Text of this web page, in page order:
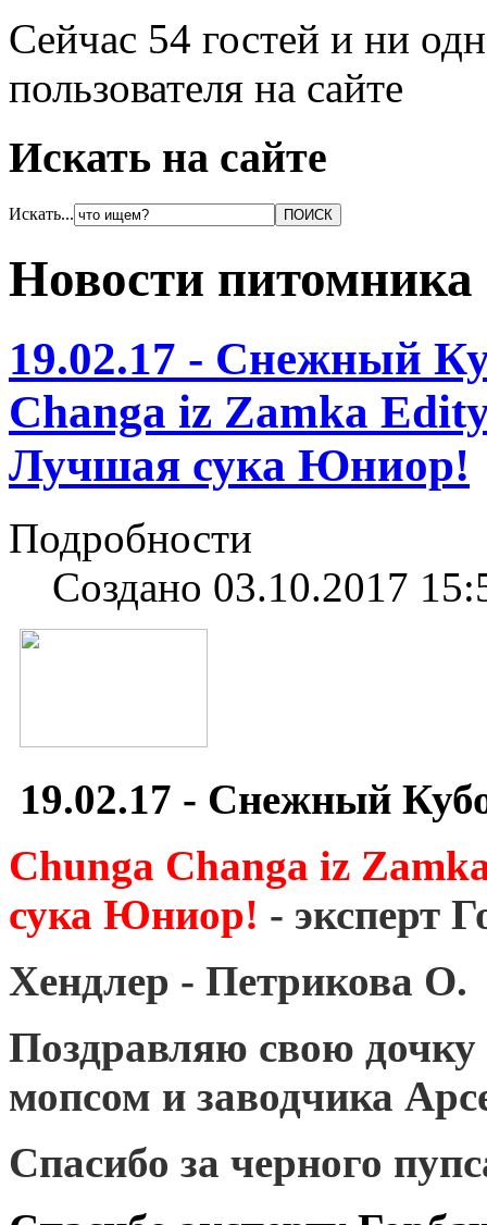
Сейчас 54 гостей и ни
пользователя на сайте
Искать на сайте
Искать...
Новости
19.02.17 - Снежный
Changa iz Zamka
Лучшая сука Юниор!
Подробности
Создано 03.10.2017
19.02.17 - Снежный
Chunga Changa iz
сука Юниор! - эксперт
Хендлер - Петрикова О.
Поздравляю свою
мопсом и заводчика
Спасибо за черного